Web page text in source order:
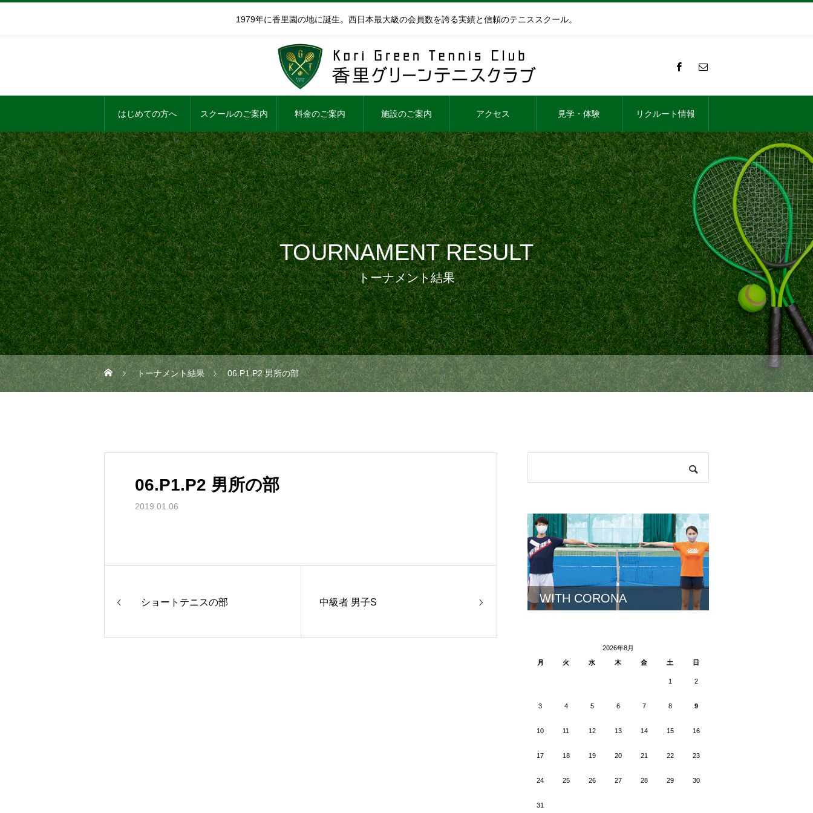
1979年に香里園の地に誕生。西日本最大級の会員数を誇る実績と信頼のテニススクール。
はじめての方へ スクールのご案内 料金のご案内 施設のご案内 アクセス 見学・体験 リクルート情報
TOURNAMENT RESULT
トーナメント結果
トーナメント結果 06.P1.P2 男所の部
06.P1.P2 男所の部
2019.01.06
ショートテニスの部 中級者 男子S WITH CORONA
2026年8月
月
火 水 木 金 土 日
1 2
3 4 5 6 7 8 9
10 11 12 13 14 15 16
17 18 19 20 21 22 23
24 25 26 27 28 29 30
31